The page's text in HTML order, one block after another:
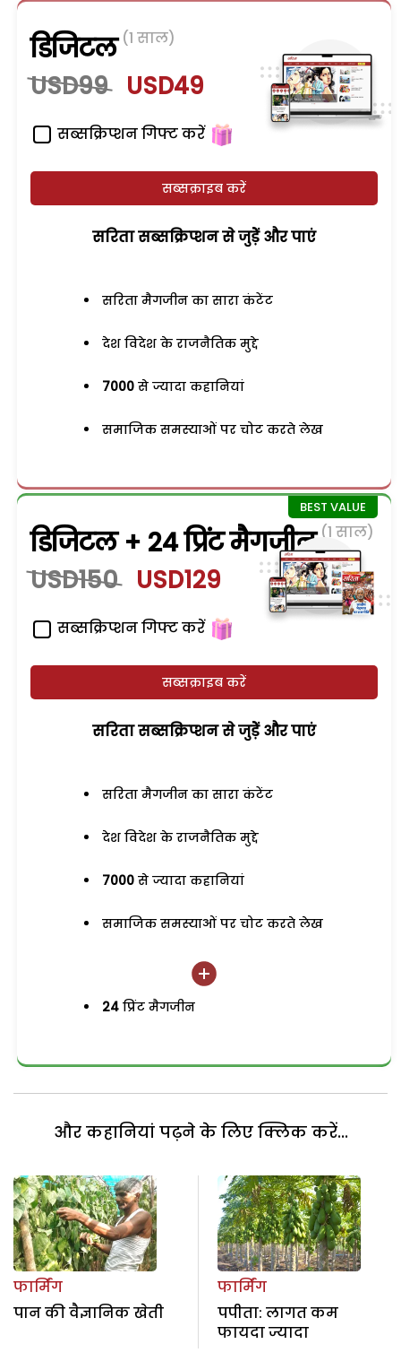
डिजिटल (1 साल)
USD99 USD49
सब्सक्रिप्शन गिफ्ट करें
सब्सक्राइब करें
सरिता सब्सक्रिप्शन से जुड़ेें और पाएं
सरिता मैगजीन का सारा कंटेंट
देश विदेश के राजनैतिक मुद्दे
7000 से ज्यादा कहानियां
समाजिक समस्याओं पर चोट करते लेख
डिजिटल + 24 प्रिंट मैगजीन (1 साल)
USD150 USD129
सब्सक्रिप्शन गिफ्ट करें
सब्सक्राइब करें
सरिता सब्सक्रिप्शन से जुड़ेें और पाएं
सरिता मैगजीन का सारा कंटेंट
देश विदेश के राजनैतिक मुद्दे
7000 से ज्यादा कहानियां
समाजिक समस्याओं पर चोट करते लेख
24 प्रिंट मैगजीन
और कहानियां पढ़ने के लिए क्लिक करें...
फार्मिंग
पान की वैज्ञानिक खेती
फार्मिंग
पपीता: लागत कम
फायदा ज्यादा